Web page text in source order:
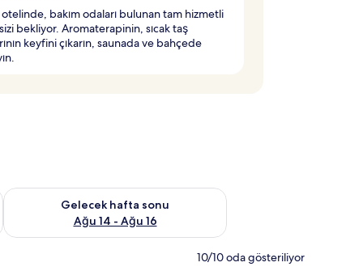
bakım odaları bulunan tam hizmetli
bekliyor. Aromaterapinin, sıcak taş
keyfini çıkarın, saunada ve bahçede
7 - Ağu 9
Gelecek hafta sonu
Ağu 14 - Ağu 16
Önümüzdeki hafta sonu için müsaitliği kontrol et Ağu 14 -
10/10 oda gösteriliyor